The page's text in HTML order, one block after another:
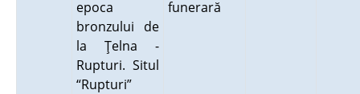
epoca
bronzului de
la Ţelna -
Rupturi. Situl
“Rupturi”
funerară